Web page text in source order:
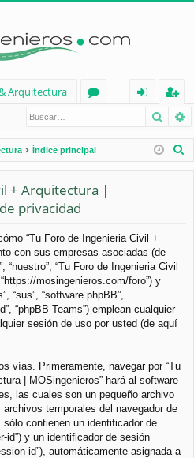
Arquitectura
os
nt
ifi
e
eg
ist
ra
Índice principal
+ Arquitectura |
privacidad
“Tu Foro de Ingenieria Civil +
con sus empresas asociadas (de
“nuestro”, “Tu Foro de Ingenieria Civil
mosingenieros.com/foro”) y
“sus”, “software phpBB”,
“phpBB Teams”) emplean cualquier
sesión de uso por usted (de aquí
vías. Primeramente, navegar por “Tu
| MOSingenieros” hará al software
las cuales son un pequeño archivo
temporales del navegador de
contienen un identificador de
id”) y un identificador de sesión
id”), automáticamente asignada a